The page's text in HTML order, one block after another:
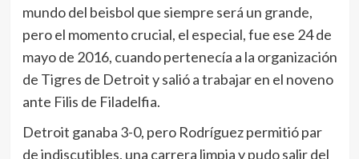
mundo del beisbol que siempre será un grande,
pero el momento crucial, el especial, fue ese 24 de
mayo de 2016, cuando pertenecía a la organización
de Tigres de Detroit y salió a trabajar en el noveno
ante Filis de Filadelfia.
Detroit ganaba 3-0, pero Rodríguez permitió par
de indiscutibles, una carrera limpia y pudo salir del